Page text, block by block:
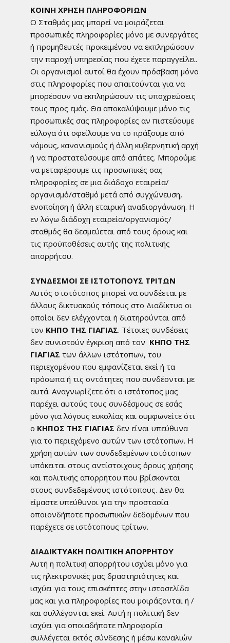
ΚΟΙΝΗ ΧΡΗΣΗ ΠΛΗΡΟΦΟΡΙΩΝ
Ο Σταθμός μας μπορεί να μοιράζεται
προσωπικές πληροφορίες μόνο με συνεργάτες
ή προμηθευτές προκειμένου να εκπληρώσουν
την παροχή υπηρεσίας που έχετε παραγγείλει.
Οι οργανισμοί αυτοί θα έχουν πρόσβαση μόνο
στις πληροφορίες που απαιτούνται για να
μπορέσουν να εκπληρώσουν τις υποχρεώσεις
τους προς εμάς. Θα αποκαλύψουμε μόνο τις
προσωπικές σας πληροφορίες αν πιστεύουμε
εύλογα ότι οφείλουμε να το πράξουμε από
νόμους, κανονισμούς ή άλλη κυβερνητική αρχή
ή να προστατεύσουμε από απάτες. Μπορούμε
να μεταφέρουμε τις προσωπικές σας
πληροφορίες σε μια διάδοχο εταιρεία/
οργανισμό/σταθμό μετά από συγχώνευση,
ενοποίηση ή άλλη εταιρική αναδιοργάνωση. Η
εν λόγω διάδοχη εταιρεία/οργανισμός/
σταθμός θα δεσμεύεται από τους όρους και
τις προϋποθέσεις αυτής της πολιτικής
απορρήτου.
ΣΥΝΔΕΣΜΟΙ ΣΕ ΙΣΤΟΤΟΠΟΥΣ ΤΡΙΤΩΝ
Αυτός ο ιστότοπος μπορεί να συνδέεται με
άλλους δικτυακούς τόπους στο Διαδίκτυο οι
οποίοι δεν ελέγχονται ή διατηρούνται από
τον ΚΗΠΟ ΤΗΣ ΓΙΑΓΙΑΣ. Τέτοιες συνδέσεις
δεν συνιστούν έγκριση από τον ΚΗΠΟ ΤΗΣ
ΓΙΑΓΙΑΣ των άλλων ιστότοπων, του
περιεχομένου που εμφανίζεται εκεί ή τα
πρόσωπα ή τις οντότητες που συνδέονται με
αυτά. Αναγνωρίζετε ότι o ιστότοπος μας
παρέχει αυτούς τους συνδέσμους σε εσάς
μόνο για λόγους ευκολίας και συμφωνείτε ότι
ο ΚΗΠΟΣ ΤΗΣ ΓΙΑΓΙΑΣ δεν είναι υπεύθυνα
για το περιεχόμενο αυτών των ιστότοπων. Η
χρήση αυτών των συνδεδεμένων ιστότοπων
υπόκειται στους αντίστοιχους όρους χρήσης
και πολιτικής απορρήτου που βρίσκονται
στους συνδεδεμένους ιστότοπους. Δεν θα
είμαστε υπεύθυνοι για την προστασία
οποιονδήποτε προσωπικών δεδομένων που
παρέχετε σε ιστότοπους τρίτων.
ΔΙΑΔΙΚΤΥΑΚΗ ΠΟΛΙΤΙΚΗ ΑΠΟΡΡΗΤΟΥ
Αυτή η πολιτική απορρήτου ισχύει μόνο για
τις ηλεκτρονικές μας δραστηριότητες και
ισχύει για τους επισκέπτες στην ιστοσελίδα
μας και για πληροφορίες που μοιράζονται ή /
και συλλέγονται εκεί. Αυτή η πολιτική δεν
ισχύει για οποιαδήποτε πληροφορία
συλλέγεται εκτός σύνδεσης ή μέσω καναλιών